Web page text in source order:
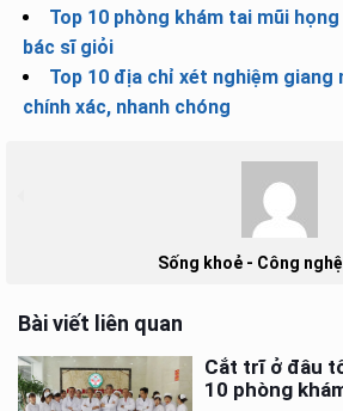
Top 10 phòng khám tai mũi
bác sĩ giỏi
Top 10 địa chỉ xét nghiệm giang
chính xác, nhanh chóng
Sống khoẻ - Công
Bài viết liên quan
Cắt trĩ ở đâu
10 phòng